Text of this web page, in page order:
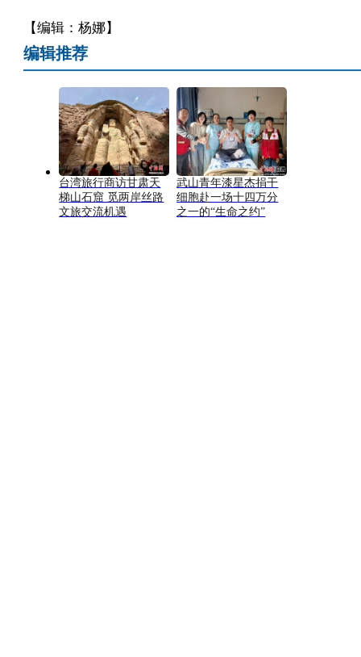
【编辑：杨娜】
编辑推荐
台湾旅行商访甘肃天
梯山石窟 觅两岸丝路
文旅交流机遇
武山青年漆星杰捐干
细胞赴一场十四万分
之一的“生命之约”